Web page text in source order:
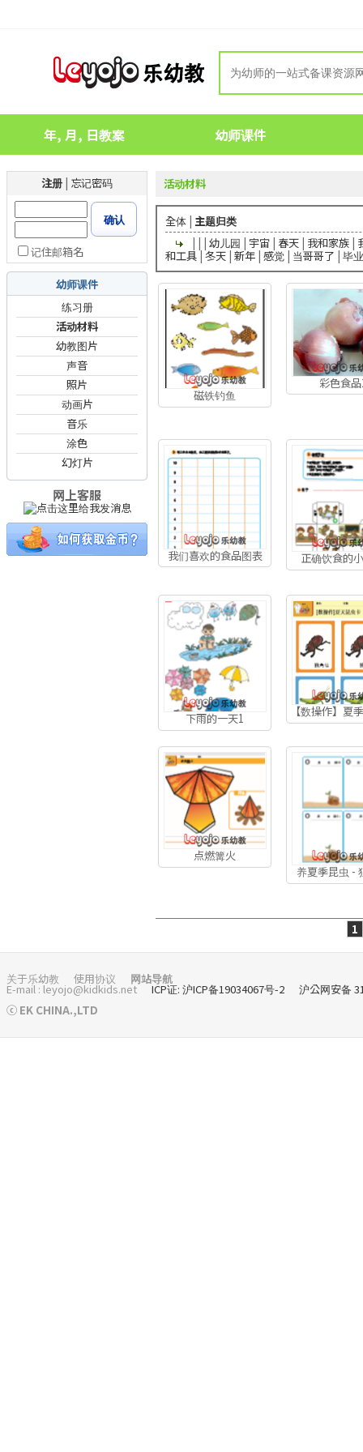
年, 月, 日教案 幼师课件
注册 | 忘记密码
确认
记住邮箱名
幼师课件
练习册
活动材料
幼教图片
声音
照片
动画片
音乐
涂色
幻灯片
网上客服
活动材料
全体 | 主题归类
| | | 幼儿园 | 宇宙 | 春天 | 我和家族 |
和工具 冬天 新年 感觉 当哥哥了 毕业
磁铁钓鱼
彩色食
我们喜欢的食品图表 正确饮食的
下雨的一天1 【数操作】夏
点燃篝火
养夏季昆虫 -
1
关于乐幼教 使用协议 网站导航
E-mail : leyojo@kidkids.net ICP证: 沪ICP备19034067号-2
沪公网安备
ⓒ EK CHINA.,LTD